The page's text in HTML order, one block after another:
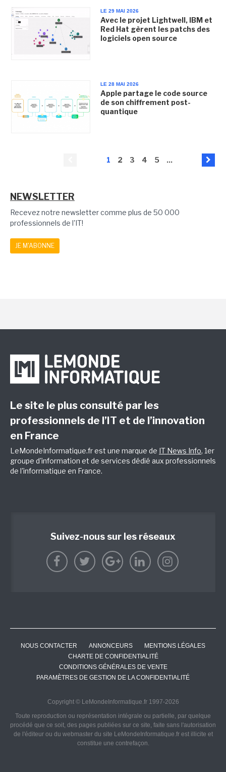
LE 29 MAI 2026
Avec le projet Lightwell, IBM et
Red Hat gèrent les patchs des
logiciels open source
LE 28 MAI 2026
Apple partage le code source
de son chiffrement post-
quantique
1 2 3 4 5 ...
NEWSLETTER
Recevez notre newsletter comme plus de 50 000
professionnels de l'IT!
JE M'ABONNE
Le site le plus consulté par les
professionnels de l’IT et de l’innovation
en France
LeMondeInformatique.fr est une marque de IT News Info, 1er
groupe d'information et de services dédié aux professionnels
de l'informatique en France.
Suivez-nous sur les réseaux
NOUS CONTACTER ANNONCEURS
MENTIONS LÉGALES
CHARTE DE CONFIDENTIALITÉ
CONDITIONS GÉNÉRALES DE VENTE
PARAMÈTRES DE GESTION DE LA CONFIDENTIALITÉ
Copyright © LeMondeInformatique.fr 1997-2026
Toute reproduction ou représentation intégrale ou partielle, par quelque
procédé que ce soit, des pages publiées sur ce site, faite sans l'autorisation
de l'éditeur ou du webmaster du site LeMondeInformatique.fr est illicite et
constitue une contrefaçon.